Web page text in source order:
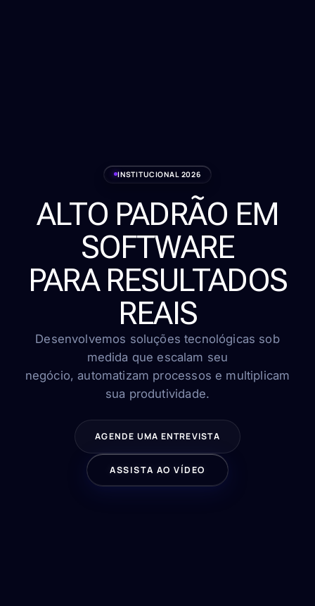
Serviços
Sobre
Clientes
Contato
FALE CONOSCO
INSTITUCIONAL 2026
ALTO PADRÃO EM
SOFTWARE
PARA RESULTADOS
REAIS
Desenvolvemos soluções tecnológicas sob
medida que escalam seu
negócio, automatizam processos e multiplicam
sua produtividade.
AGENDE UMA ENTREVISTA
ASSISTA AO VÍDEO